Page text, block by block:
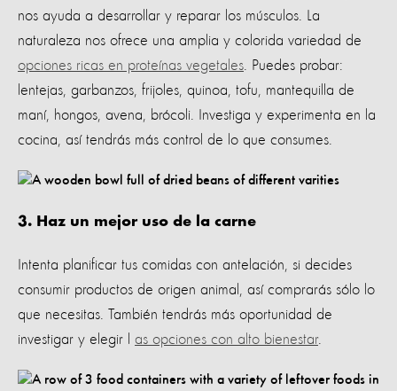
nos ayuda a desarrollar y reparar los músculos. La
naturaleza nos ofrece una amplia y colorida variedad de
opciones ricas en proteínas vegetales . Puedes probar:
lentejas, garbanzos, frijoles, quinoa, tofu, mantequilla de
maní, hongos, avena, brócoli. Investiga y experimenta en la
cocina, así tendrás más control de lo que consumes.
3. Haz un mejor uso de la carne
Intenta planificar tus comidas con antelación, si decides
consumir productos de origen animal, así comprarás sólo lo
que necesitas. También tendrás más oportunidad de
investigar y elegir l as opciones con alto bienestar.